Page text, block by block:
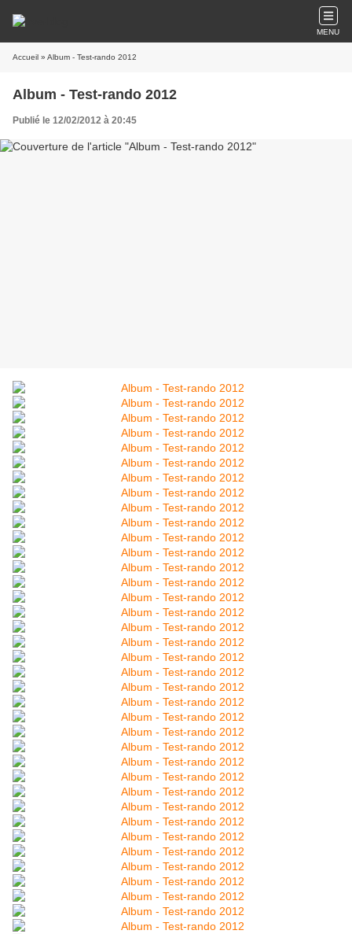
MENU
Accueil » Album - Test-rando 2012
Album - Test-rando 2012
Publié le 12/02/2012 à 20:45